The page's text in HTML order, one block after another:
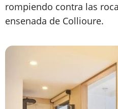
rompiendo contra las
ensenada de Collioure.